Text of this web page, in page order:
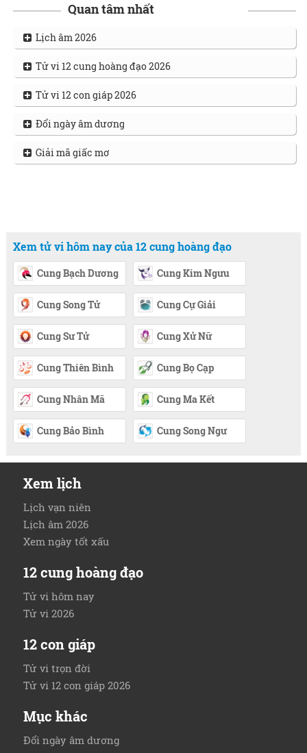
Quan tâm nhất
Lịch âm 2026
Tử vi 12 cung hoàng đạo 2026
Tử vi 12 con giáp 2026
Đổi ngày âm dương
Giải mã giấc mơ
Xem tử vi hôm nay của 12 cung hoàng đạo
Cung Bạch Dương Cung Kim Ngưu
Cung Song Tử Cung Cự Giải
Cung Sư Tử Cung Xử Nữ
Cung Thiên Bình Cung Bọ Cạp
Cung Nhân Mã Cung Ma Kết
Cung Bảo Bình Cung Song Ngư
Xem lịch
Lịch vạn niên
Lịch âm 2026
Xem ngày tốt xấu
12 cung hoàng đạo
Tử vi hôm nay
Tử vi 2026
12 con giáp
Tử vi trọn đời
Tử vi 12 con giáp 2026
Mục khác
Đổi ngày âm dương